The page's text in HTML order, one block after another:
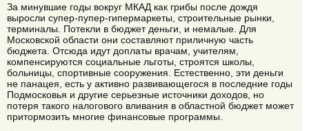
За минувшие годы вокруг МКАД как грибы после дождя
выросли супер-пупер-гипермаркеты, строительные рынки,
терминалы. Потекли в бюджет деньги, и немалые. Для
Московской области они составляют приличную часть
бюджета. Отсюда идут доплаты врачам, учителям,
компенсируются социальные льготы, строятся школы,
больницы, спортивные сооружения. Естественно, эти деньги
не панацея, есть у активно развивающегося в последние годы
Подмосковья и другие серьезные источники доходов, но
потеря такого налогового вливания в областной бюджет может
притормозить многие финансовые программы.